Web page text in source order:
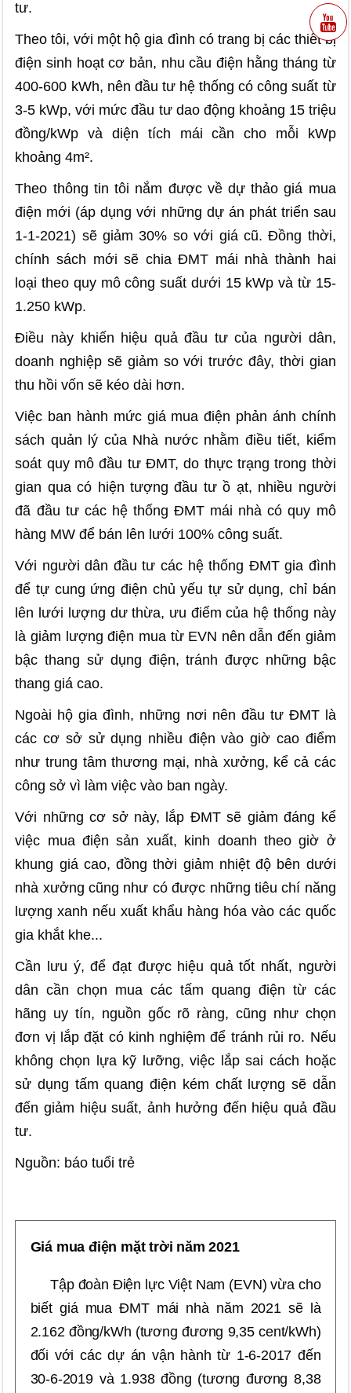
tư.
Theo tôi, với một hộ gia đình có trang bị các thiết bị
điện sinh hoạt cơ bản, nhu cầu điện hằng tháng từ
400-600 kWh, nên đầu tư hệ thống có công suất từ
3-5 kWp, với mức đầu tư dao động khoảng 15 triệu
đồng/kWp và diện tích mái cần cho mỗi kWp
khoảng 4m².
Theo thông tin tôi nắm được về dự thảo giá mua
điện mới (áp dụng với những dự án phát triển sau
1-1-2021) sẽ giảm 30% so với giá cũ. Đồng thời,
chính sách mới sẽ chia ĐMT mái nhà thành hai
loại theo quy mô công suất dưới 15 kWp và từ 15-
1.250 kWp.
Điều này khiến hiệu quả đầu tư của người dân,
doanh nghiệp sẽ giảm so với trước đây, thời gian
thu hồi vốn sẽ kéo dài hơn.
Việc ban hành mức giá mua điện phản ánh chính
sách quản lý của Nhà nước nhằm điều tiết, kiểm
soát quy mô đầu tư ĐMT, do thực trạng trong thời
gian qua có hiện tượng đầu tư ồ ạt, nhiều người
đã đầu tư các hệthống ĐMT mái nhà có quy mô
hàng MW để bán lên lưới 100% công suất.
Với người dân đầu tư các hệ thống ĐMT gia đình
để tự cung ứng điện chủ yếu tự sử dụng, chỉ bán
lên lưới lượng dư thừa, ưu điểm của hệ thống này
là giảm lượng điện mua từ EVN nên dẫn đến giảm
bậc thang sử dụng điện, tránh được những bậc
thang giá cao.
Ngoài hộ gia đình, những nơi nên đầu tư ĐMT là
các cơ sở sử dụng nhiều điện vào giờ cao điểm
như trung tâm thương mại, nhà xưởng, kể cả các
công sở vì làm việc vào ban ngày.
Với những cơ sở này, lắp ĐMT sẽ giảm đáng kể
việc mua điện sản xuất, kinh doanh theo giờ ở
khung giá cao, đồng thời giảm nhiệt độ bên dưới
nhà xưởng cũng như có được những tiêu chí năng
lượng xanh nếu xuất khẩu hàng hóa vào các quốc
gia khắt khe...
Cần lưu ý, để đạt được hiệu quả tốt nhất, người
dân cần chọn mua các tấm quang điện từ các
hãng uy tín, nguồn gốc rõ ràng, cũng như chọn
đơn vị lắp đặt có kinh nghiệm để tránh rủi ro. Nếu
không chọn lựa kỹ lưỡng, việc lắp sai cách hoặc
sử dụng tấm quang điện kém chất lượng sẽ dẫn
đến giảm hiệu suất, ảnh hưởng đến hiệu quả đầu
tư.
Nguồn: báo tuổi trẻ
Giá mua điện mặt trời năm 2021
Tập đoàn Điện lực Việt Nam (EVN) vừa cho
biết giá mua ĐMT mái nhà năm 2021 sẽ là
2.162 đồng/kWh (tương đương 9,35 cent/kWh)
đối với các dự án vận hành từ 1-6-2017 đến
30-6-2019 và 1.938 đồng (tương đương 8,38